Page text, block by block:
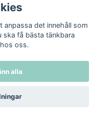
anpassa det innehåll som
få bästa tänkbara
oss.
alla